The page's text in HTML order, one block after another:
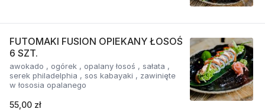
FUTOMAKI FUSION OPIEKANY ŁOSOŚ
6 SZT.
awokado , ogórek , opalany łosoś , sałata ,
serek philadelphia , sos kabayaki , zawinięte
w łososia opalanego
55,00 zł